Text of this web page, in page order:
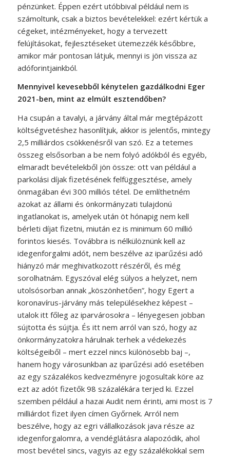
pénzünket. Éppen ezért utóbbival például nem is
számoltunk, csak a biztos bevételekkel: ezért kértük a
cégeket, intézményeket, hogy a tervezett
felújításokat, fejlesztéseket ütemezzék későbbre,
amikor már pontosan látjuk, mennyi is jön vissza az
adóforintjainkból.
Mennyivel kevesebből kénytelen gazdálkodni Eger
2021-ben, mint az elmúlt esztendőben?
Ha csupán a tavalyi, a járvány által már megtépázott
költségvetéshez hasonlítjuk, akkor is jelentős, mintegy
2,5 milliárdos csökkenésről van szó. Ez a tetemes
összeg elsősorban a be nem folyó adókból és egyéb,
elmaradt bevételekből jön össze: ott van például a
parkolási díjak fizetésének felfüggesztése, amely
önmagában évi 300 milliós tétel. De említhetném
azokat az állami és önkormányzati tulajdonú
ingatlanokat is, amelyek után öt hónapig nem kell
bérleti díjat fizetni, miután ez is minimum 60 millió
forintos kiesés. Továbbra is nélkülöznünk kell az
idegenforgalmi adót, nem beszélve az iparűzési adó
hiányzó már meghivatkozott részéről, és még
sorolhatnám. Egyszóval elég súlyos a helyzet, nem
utolsósorban annak „köszönhetően”, hogy Egert a
koronavírus-járvány más településekhez képest –
utalok itt főleg az iparvárosokra – lényegesen jobban
sújtotta és sújtja. És itt nem arról van szó, hogy az
önkormányzatokra hárulnak terhek a védekezés
költségeiből – mert ezzel nincs különösebb baj –,
hanem hogy városunkban az iparűzési adó esetében
az egy százalékos kedvezményre jogosultak köre az
ezt az adót fizetők 98 százalékára terjed ki. Ezzel
szemben például a hazai Audit nem érinti, ami most is 7
milliárdot fizet ilyen címen Győrnek. Arról nem
beszélve, hogy az egri vállalkozások java része az
idegenforgalomra, a vendéglátásra alapozódik, ahol
most bevétel sincs, vagyis az egy százalékokkal sem